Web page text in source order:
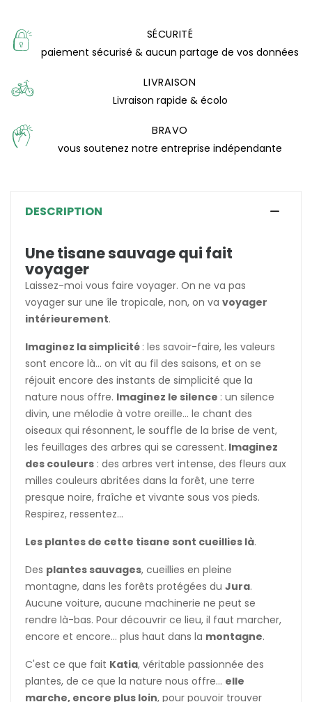
SÉCURITÉ
paiement sécurisé & aucun partage de vos données
LIVRAISON
Livraison rapide & écolo
BRAVO
vous soutenez notre entreprise indépendante
DESCRIPTION
Une tisane sauvage qui fait
voyager
Laissez-moi vous faire voyager. On ne va pas
voyager sur une île tropicale, non, on va voyager
intérieurement.
Imaginez la simplicité : les savoir-faire, les valeurs
sont encore là... on vit au fil des saisons, et on se
réjouit encore des instants de simplicité que la
nature nous offre. Imaginez le silence : un silence
divin, une mélodie à votre oreille... le chant des
oiseaux qui résonnent, le souffle de la brise de vent,
les feuillages des arbres qui se caressent. Imaginez
des couleurs : des arbres vert intense, des fleurs aux
milles couleurs abritées dans la forêt, une terre
presque noire, fraîche et vivante sous vos pieds.
Respirez, ressentez...
Les plantes de cette tisane sont cueillies là.
Des plantes sauvages, cueillies en pleine
montagne, dans les forêts protégées du Jura.
Aucune voiture, aucune machinerie ne peut se
rendre là-bas. Pour découvrir ce lieu, il faut marcher,
encore et encore... plus haut dans la montagne.
C'est ce que fait Katia, véritable passionnée des
plantes, de ce que la nature nous offre... elle
marche, encore plus loin, pour pouvoir trouver